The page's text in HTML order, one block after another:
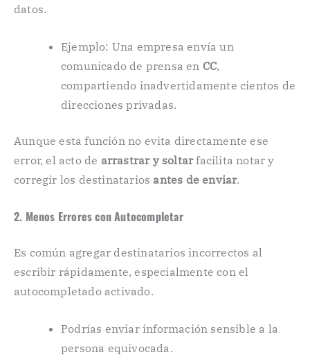
datos.
Ejemplo: Una empresa envía un
comunicado de prensa en CC,
compartiendo inadvertidamente cientos de
direcciones privadas.
Aunque esta función no evita directamente ese
error, el acto de arrastrar y soltarfacilita notar y
corregir los destinatarios antes de enviar.
2. Menos Errores con Autocompletar
Es común agregar destinatarios incorrectos al
escribir rápidamente, especialmente con el
autocompletado activado.
Podrías enviar información sensible a la
persona equivocada.